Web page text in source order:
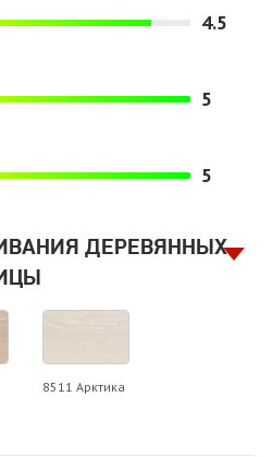
4.5
5
5
ДЕРЕВЯННЫХ
8511 Арктика